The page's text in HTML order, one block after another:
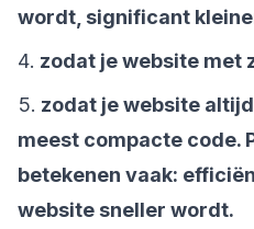
wordt, significant
zodat je website met
zodat je website
meest compacte code.
betekenen vaak:
website sneller wordt.